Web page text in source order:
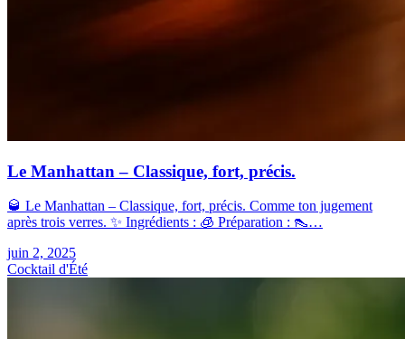
Le Manhattan – Classique, fort, précis.
🥃 Le Manhattan – Classique, fort, précis. Comme ton jugement
après trois verres. ✨ Ingrédients : 🧊 Préparation : 👠…
juin 2, 2025
Cocktail d'Été